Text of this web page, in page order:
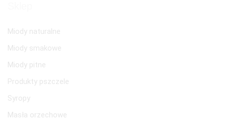
Miody naturalne
Miody smakowe
Miody pitne
Produkty pszczele
Syropy
Masła orzechowe